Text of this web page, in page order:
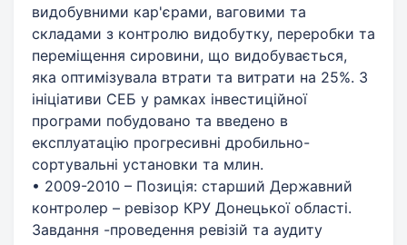
видобувними кар'єрами, ваговими та
складами з контролю видобутку, переробки та
переміщення сировини, що видобувається,
яка оптимізувала втрати та витрати на 25%. З
ініціативи СЕБ у рамках інвестиційної
програми побудовано та введено в
експлуатацію прогресивні дробильно-
сортувальні установки та млин.
• 2009-2010 – Позиція: старший Державний
контролер – ревізор КРУ Донецької області.
Завдання -проведення ревізій та аудиту